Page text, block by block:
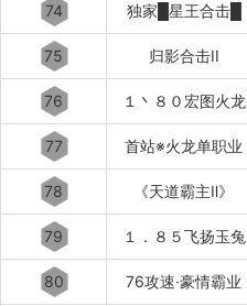
74 独家█星王合击█
75 归影合击II
76 １丶８０宏图火龙
77 首站※火龙单职业
78 《天道霸主Ⅱ》
79 １．８５飞扬玉兔
80 76攻速·豪情霸业